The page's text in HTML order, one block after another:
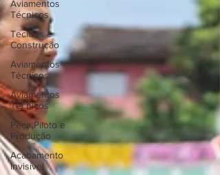
Aviamentos
Técnicos
Tecidos e
Construção
Aviamentos
Técnicos
Aviamentos
Técnicos
Peça Piloto e
Produção
Acabamento
Invisível